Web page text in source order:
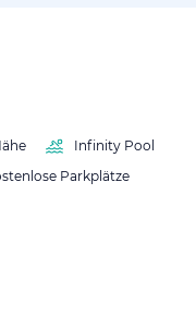
Infinity Pool
Parkplätze